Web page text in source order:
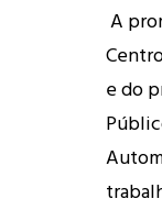
A
e do